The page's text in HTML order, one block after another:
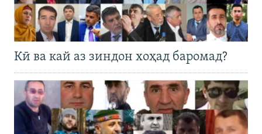
Кӣ ва кай аз зиндон хоҳад баромад?